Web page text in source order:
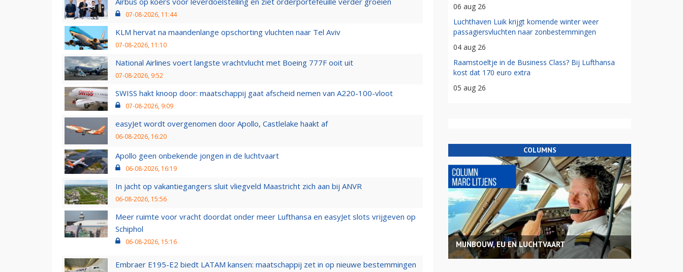
07-08-2026, 11:44
KLM hervat na maandenlange opschorting vluchten naar Tel Aviv
07-08-2026, 11:10
National Airlines voert langste vrachtvlucht met Boeing 777F ooit uit
07-08-2026, 9:52
SWISS hakt knoop door: maatschappij gaat afscheid nemen van A220-100-vloot
07-08-2026, 9:09
easyJet wordt overgenomen door Apollo, Castlelake haakt af
06-08-2026, 16:20
Apollo geen onbekende jongen in de luchtvaart
06-08-2026, 16:19
In jacht op vakantiegangers sluit vliegveld Maastricht zich aan bij ANVR
06-08-2026, 15:56
Meer ruimte voor vracht doordat onder meer Lufthansa en easyJet slots vrijgeven op
Schiphol
06-08-2026, 15:16
Embraer E195-E2 biedt LATAM kansen: maatschappij zet in op nieuwe bestemmingen
06 aug 26
Luchthaven Luik krijgt komende winter weer
passagiersvluchten naar zonbestemmingen
04 aug 26
Raamstoeltje in de Business Class? Bij Lufthansa
kost dat 170 euro extra
05 aug 26
COLUMNS
MIJNBOUW, EU EN LUCHTVAART